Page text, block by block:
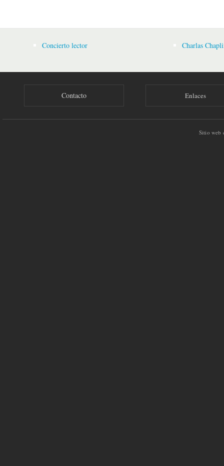
Concierto lector Charlas
Contacto Enlaces
Sitio web